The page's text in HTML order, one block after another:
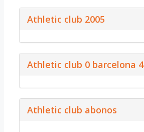
Athletic club 2005
Athletic club 0 barcelona 4
Athletic club abonos